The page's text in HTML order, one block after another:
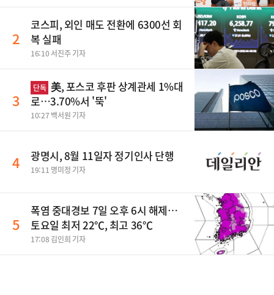
2
코스피, 외인 매도 전환에 6300선 회
복 실패
16:10 서진주 기자
3
단독 美, 포스코 후판 상계관세 1%대
로…3.70%서 '뚝'
10:27 백서원 기자
4 광명시, 8월 11일자 정기인사 단행
19:11 명미정 기자
5
폭염 중대경보 7일 오후 6시 해제…
토요일 최저 22℃, 최고 36℃
17:08 김인희 기자